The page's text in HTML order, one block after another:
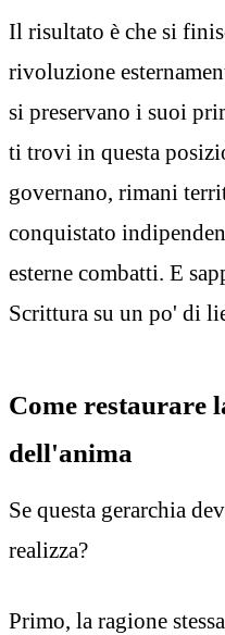
Il risultato è che si
rivoluzione
si preservano i suoi
ti trovi in questa
governano, rimani
conquistato
esterne combatti. E
Scrittura su un po' di
Come restaurare
dell'anima
Se questa gerarchia
realizza?
Primo, la ragione